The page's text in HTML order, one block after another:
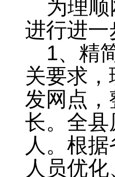
为理
进行进一
1、精
关要求 ，
发网点
长。 全县
人 。 根据
人员优